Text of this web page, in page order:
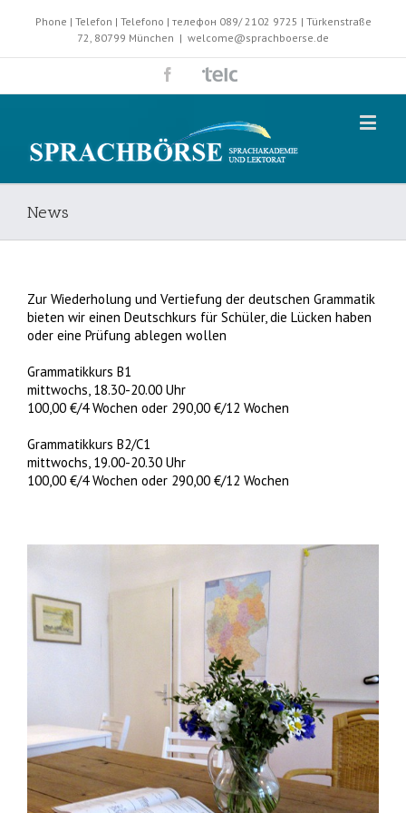
Phone | Telefon | Telefono | телефон 089/ 2102 9725 | Türkenstraße
72, 80799 München | welcome@sprachboerse.de
News
Zur Wiederholung und Vertiefung der deutschen Grammatik
bieten wir einen Deutschkurs für Schüler, die Lücken haben
oder eine Prüfung ablegen wollen
Grammatikkurs B1
mittwochs, 18.30-20.00 Uhr
100,00 €/4 Wochen oder 290,00 €/12 Wochen
Grammatikkurs B2/C1
mittwochs, 19.00-20.30 Uhr
100,00 €/4 Wochen oder 290,00 €/12 Wochen